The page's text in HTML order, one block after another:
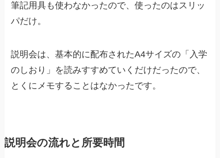
筆記用具も使わなかったので、使ったのはスリッ
パだけ。
説明会は、基本的に配布されたA4サイズの「入学
のしおり」を読みすすめていくだけだったので、
とくにメモすることはなかったです。
説明会の流れと所要時間